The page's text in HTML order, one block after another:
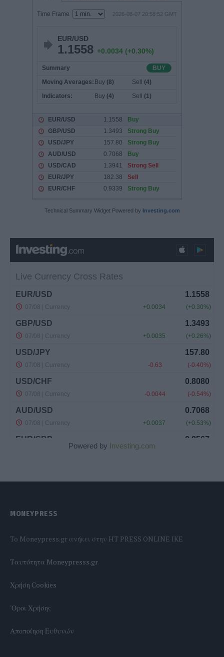
Technical Summary Widget Powered by Investing.com
Powered by Investing.com
MONEYPRESS
To Moneypress.gr ανήκει στην HT PRESS ONLINE IKE
Tαυτότητα Moneypresss.gr
Χρήση Cookies
'Οροι Χρήσης
Αποποίηση Ευθυνών